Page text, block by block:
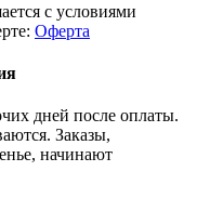
с условиями
Оферта
дней после оплаты.
Заказы,
начинают